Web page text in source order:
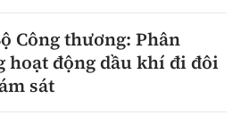
Công thương: Phân
hoạt động dầu khí đi đôi
sát